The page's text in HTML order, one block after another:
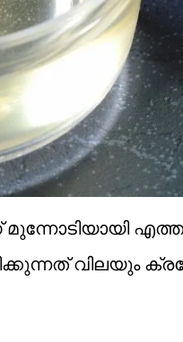
മുന്നോടിയായി
വിലയും